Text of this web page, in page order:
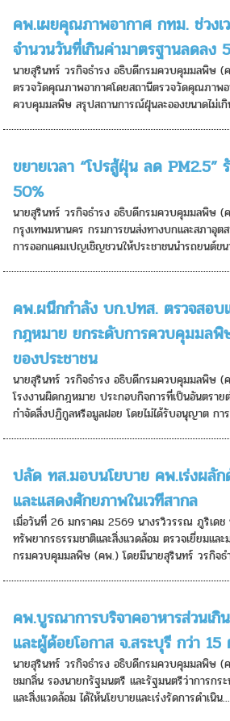
คพ.เผยคุณภาพอากาศ กทม. ช่วงเ
จำนวนวันที่เกินค่ามาตรฐานลดลง
นายสุรินทร์ วรกิจธำรง อธิบดีกรมควบคุมมลพิษ (
ตรวจวัดคุณภาพอากาศโดยสถานีตรวจวัดคุณภาพ
ควบคุมมลพิษ สรุปสถานการณ์ฝุ่นละอองขนาดไม่เ
ขยายเวลา “โปรสู้ฝุ่น ลด PM2.5”
50%
นายสุรินทร์ วรกิจธำรง อธิบดีกรมควบคุมมลพิษ (
กรุงเทพมหานคร กรมการขนส่งทางบกและสภาอุต
การออกแคมเปญเชิญชวนให้ประชาชนนำรถยนต์ขน
คพ.ผนึกกำลัง บก.ปทส. ตรวจสอบ
กฎหมาย ยกระดับการควบคุมมล
ของประชาชน
นายสุรินทร์ วรกิจธำรง อธิบดีกรมควบคุมมลพิษ (
โรงงานผิดกฎหมาย ประกอบกิจการที่เป็นอันตรา
กำจัดสิ่งปฏิกูลหรือมูลฝอย โดยไม่ได้รับอนุญาต กา
ปลัด ทส.มอบนโยบาย คพ.เร่งผลั
และแสดงศักยภาพในเวทีสากล
เมื่อวันที่ 26 มกราคม 2569 นางรวิวรรณ ภูริเดช
ทรัพยากรธรรมชาติและสิ่งแวดล้อม ตรวจเยี่ยมแล
กรมควบคุมมลพิษ (คพ.) โดยมีนายสุรินทร์ วรกิจธ
คพ.บูรณาการบริจาคอาหารส่วนเกิ
และผู้ด้อยโอกาส จ.สระบุรี กว่า 15
นายสุรินทร์ วรกิจธำรง อธิบดีกรมควบคุมมลพิษ (
ชมกลิ่น รองนายกรัฐมนตรี และรัฐมนตรีว่าการกร
และสิ่งแวดล้อม ได้ให้นโยบายและเร่งรัดการดำเนิน...